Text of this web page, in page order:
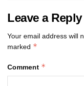
Leave a Reply
Your email address will
marked *
Comment *